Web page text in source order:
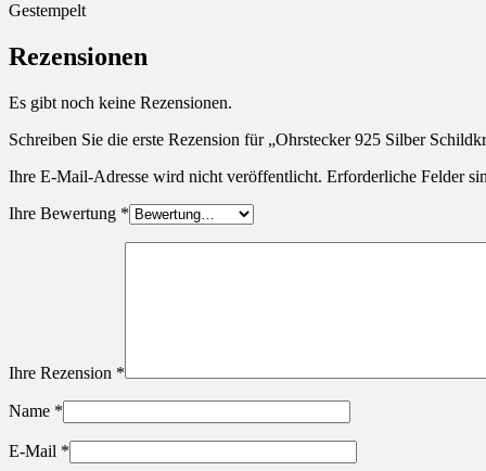
Gestempelt
Rezensionen
Es gibt noch keine Rezensionen.
Schreiben Sie die erste Rezension für „Ohrstecker 925 Silber
Ihre E-Mail-Adresse wird nicht veröffentlicht. Erforderliche Felder
Ihre Bewertung *
Ihre Rezension *
Name *
E-Mail *